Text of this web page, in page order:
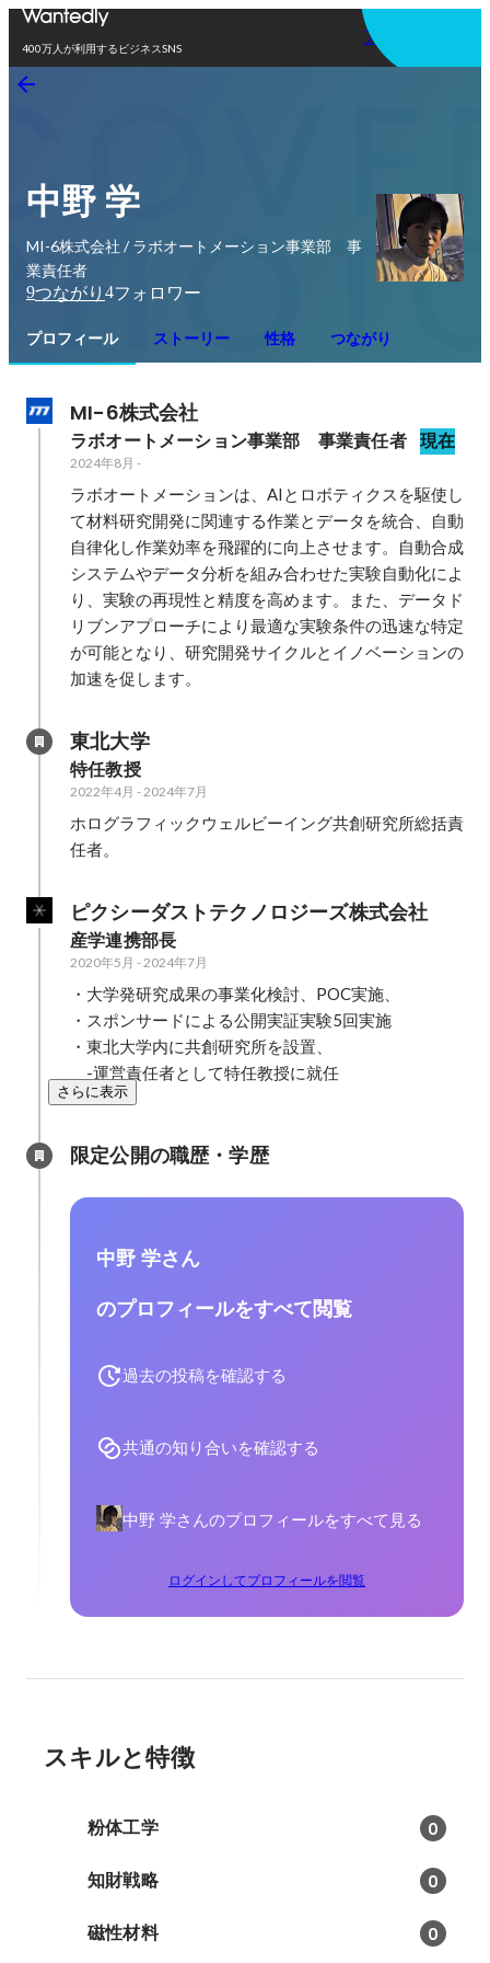
400万人が利用するビジネスSNS
アプリを使う
中野 学
MI-6株式会社 / ラボオートメーション事業部 事
業責任者
9つながり 4フォロワー
プロフィール ストーリー 性格 つながり
MI-6株式会社
ラボオートメーション事業部　事業責任者 現在
2024年8月 -
ラボオートメーションは、AIとロボティクスを駆使し
て材料研究開発に関連する作業とデータを統合、自動
自律化し作業効率を飛躍的に向上させます。自動合成
システムやデータ分析を組み合わせた実験自動化によ
り、実験の再現性と精度を高めます。また、データド
リブンアプローチにより最適な実験条件の迅速な特定
が可能となり、研究開発サイクルとイノベーションの
加速を促します。
東北大学
特任教授
2022年4月 -2024年7月
ホログラフィックウェルビーイング共創研究所総括責
任者。
ピクシーダストテクノロジーズ株式会社
産学連携部長
2020年5月 -2024年7月
・大学発研究成果の事業化検討、POC実施、
・スポンサードによる公開実証実験5回実施
・東北大学内に共創研究所を設置、
-運営責任者として特任教授に就任
さらに表示
限定公開の職歴・学歴
中野 学さん
のプロフィールをすべて閲覧
過去の投稿を確認する
共通の知り合いを確認する
中野 学さんのプロフィールをすべて見る
ログインしてプロフィールを閲覧
スキルと特徴
粉体工学 0
知財戦略 0
磁性材料 0